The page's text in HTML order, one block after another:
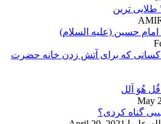
طلایی ترین
امام حسین (علیه السلام)
کسانی که برای آتش زدن خانه حضرت
هُوَ اَلل
May
گناه کردی؟